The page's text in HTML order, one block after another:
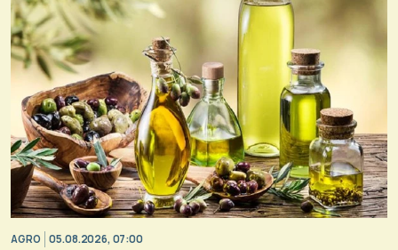
AGRO 05.08.2026, 07:00